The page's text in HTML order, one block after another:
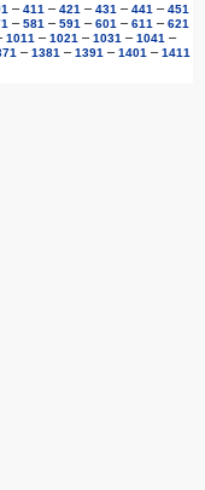
– 411 – 421 – 431 – 441 – 451
– 581 – 591 – 601 – 611 – 621
1011 – 1021 – 1031 – 1041 –
– 1381 – 1391 – 1401 – 1411